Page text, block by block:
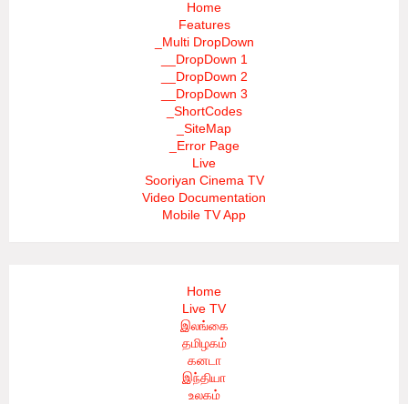
Home
Features
_Multi DropDown
__DropDown 1
__DropDown 2
__DropDown 3
_ShortCodes
_SiteMap
_Error Page
Live
Sooriyan Cinema TV
Video Documentation
Mobile TV App
Home
Live TV
இலங்கை
தமிழகம்
கனடா
இந்தியா
உலகம்